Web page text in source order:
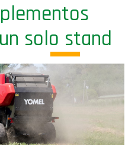
solo stand